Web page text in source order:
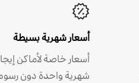
أسعار شهرية بسيطة
أسعار خاصة لأماكن
شهرية واحدة دون